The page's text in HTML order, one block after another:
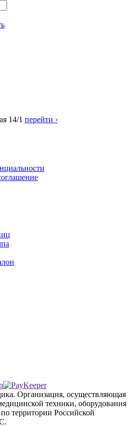
14/1 перейти ›
Организация, осуществляющая
техники, оборудования
территории Российской